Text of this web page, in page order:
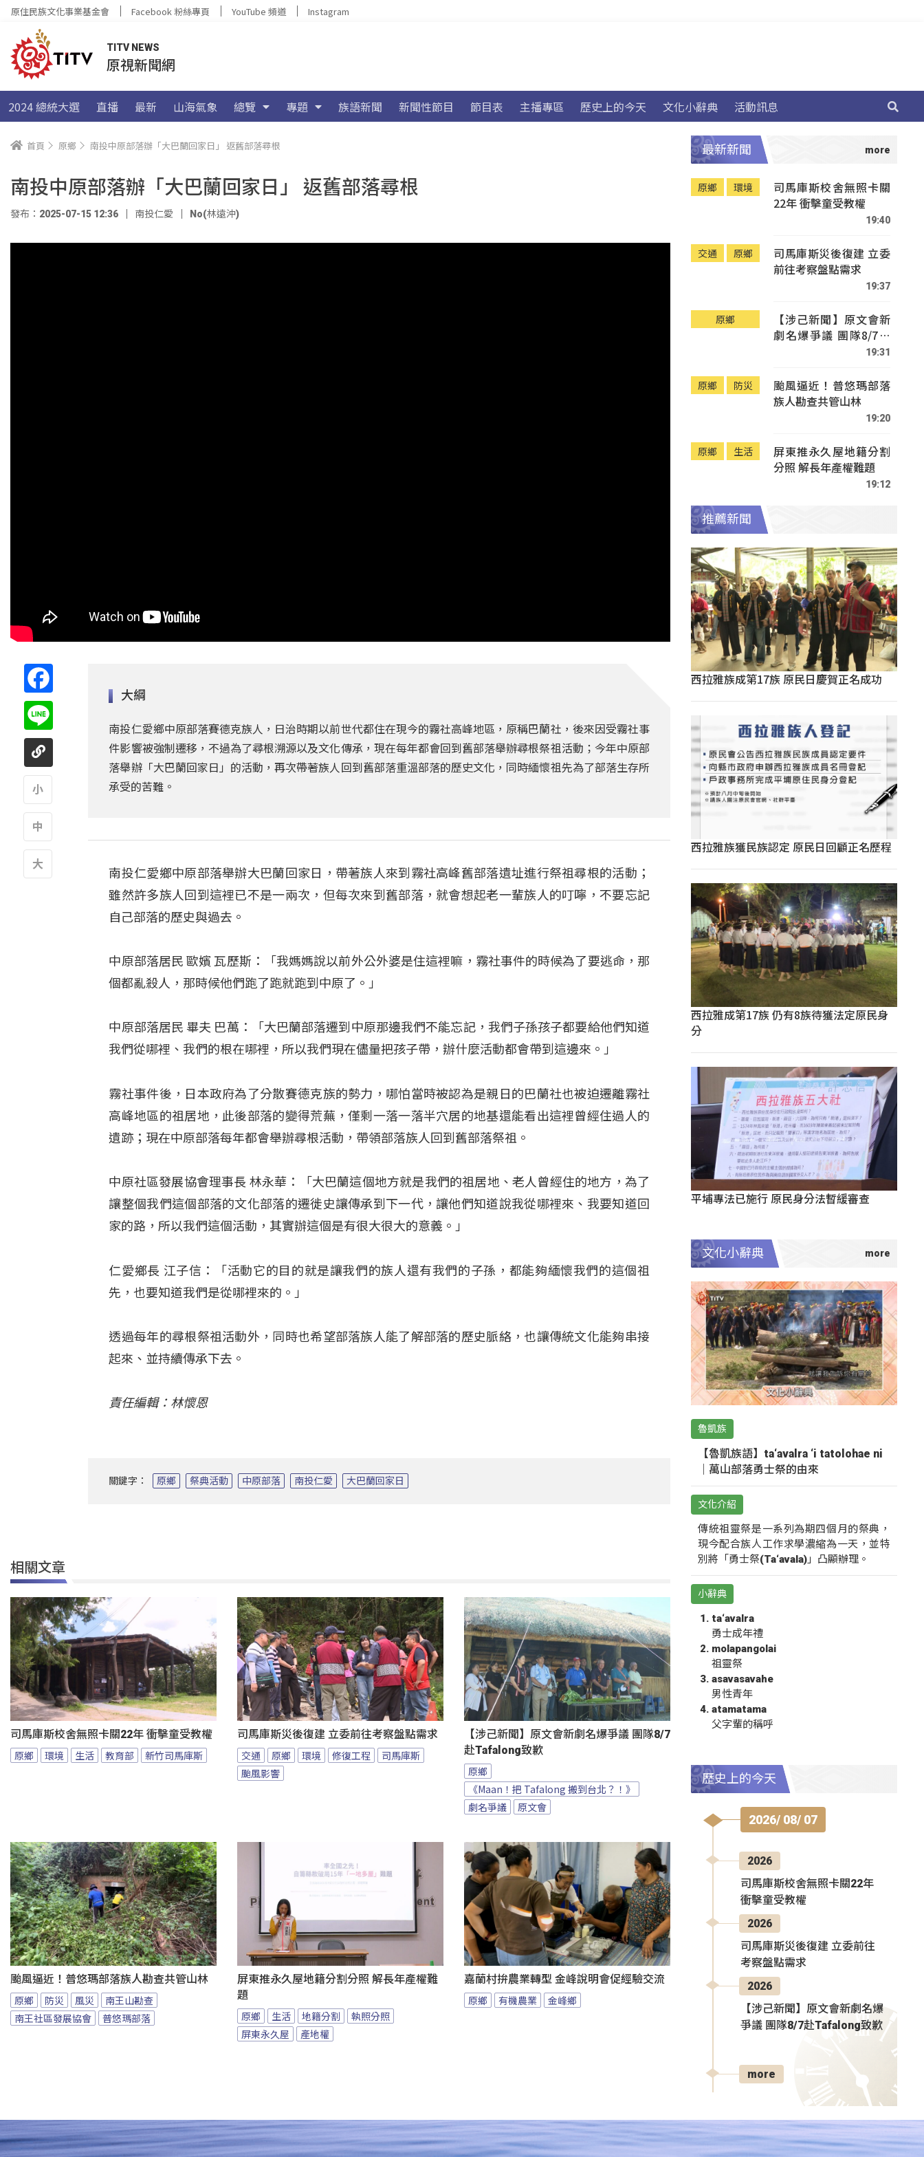
原住民族文化事業基金會 Facebook 粉絲專頁 YouTube 頻道 Instagram
TITV NEWS
原視新聞網
2024 總統大選 直播 最新 山海氣象 總覽 專題 族語新聞 新聞性節目 節目表 主播專區 歷史上的今天 文化小辭典 活動訊息
首頁 原鄉 南投中原部落辦「大巴蘭回家日」 返舊部落尋根
南投中原部落辦「大巴蘭回家日」 返舊部落尋根
發布：2025-07-15 12:36 南投仁愛 No(林遠沖)
大綱
南投仁愛鄉中原部落賽德克族人，日治時期以前世代都住在現今的霧社高峰地區，原稱巴蘭社，後來因受霧社事
件影響被強制遷移，不過為了尋根溯源以及文化傳承，現在每年都會回到舊部落舉辦尋根祭祖活動；今年中原部
落舉辦「大巴蘭回家日」的活動，再次帶著族人回到舊部落重溫部落的歷史文化，同時緬懷祖先為了部落生存所
承受的苦難。
南投仁愛鄉中原部落舉辦大巴蘭回家日，帶著族人來到霧社高峰舊部落遺址進行祭祖尋根的活動；
雖然許多族人回到這裡已不是一兩次，但每次來到舊部落，就會想起老一輩族人的叮嚀，不要忘記
自己部落的歷史與過去。
中原部落居民 歐嬪 瓦歷斯：「我媽媽說以前外公外婆是住這裡嘛，霧社事件的時候為了要逃命，那
個都亂殺人，那時候他們跑了跑就跑到中原了。」
中原部落居民 畢夫 巴萬：「大巴蘭部落遷到中原那邊我們不能忘記，我們子孫孩子都要給他們知道
我們從哪裡、我們的根在哪裡，所以我們現在儘量把孩子帶，辦什麼活動都會帶到這邊來。」
霧社事件後，日本政府為了分散賽德克族的勢力，哪怕當時被認為是親日的巴蘭社也被迫遷離霧社
高峰地區的祖居地，此後部落的變得荒蕪，僅剩一落一落半穴居的地基還能看出這裡曾經住過人的
遺跡；現在中原部落每年都會舉辦尋根活動，帶領部落族人回到舊部落祭祖。
中原社區發展協會理事長 林永華：「大巴蘭這個地方就是我們的祖居地、老人曾經住的地方，為了
讓整個我們這個部落的文化部落的遷徙史讓傳承到下一代，讓他們知道說我從哪裡來、我要知道回
家的路，所以我們這個活動，其實辦這個是有很大很大的意義。」
仁愛鄉長 江子信：「活動它的目的就是讓我們的族人還有我們的子孫，都能夠緬懷我們的這個祖
先，也要知道我們是從哪裡來的。」
透過每年的尋根祭祖活動外，同時也希望部落族人能了解部落的歷史脈絡，也讓傳統文化能夠串接
起來、並持續傳承下去。
責任編輯：林懷恩
關鍵字： 原鄉 祭典活動 中原部落 南投仁愛 大巴蘭回家日
相關文章
司馬庫斯校舍無照卡關22年 衝擊童受教權
原鄉 環境 生活 教育部 新竹司馬庫斯
司馬庫斯災後復建 立委前往考察盤點需求
交通 原鄉 環境 修復工程
司馬庫斯
颱風影響
【涉己新聞】原文會新劇名爆爭議 團隊8/7
赴Tafalong致歉
原鄉
《Maan！把 Tafalong 搬到台北？！》
劇名爭議
原文會
颱風逼近！普悠瑪部落族人勘查共管山林
原鄉 防災 風災
南王山勘查
南王社區發展協會
普悠瑪部落
屏東推永久屋地籍分割分照 解長年產權難
題
原鄉 生活 地籍分割
執照分照
屏東永久屋
產地權
嘉蘭村拚農業轉型 金峰說明會促經驗交流
原鄉 有機農業 金峰鄉
最新新聞
原鄉 環境
司馬庫斯校舍無照卡關
22年 衝擊童受教權
19:40
交通 原鄉
司馬庫斯災後復建 立委
前往考察盤點需求
19:37
原鄉
【涉己新聞】原文會新
劇名爆爭議 團隊8/7赴
19:31
原鄉 防災
颱風逼近！普悠瑪部落
族人勘查共管山林
19:20
原鄉 生活
屏東推永久屋地籍分割
分照 解長年產權難題
19:12
推薦新聞
西拉雅族成第17族 原民日慶賀正名成功
西拉雅族獲民族認定 原民日回顧正名歷程
西拉雅成第17族 仍有8族待獲法定原民身
分
平埔專法已施行 原民身分法暫緩審查
文化小辭典
魯凱族
【魯凱族語】ta‘avalra ‘i tatolohae ni
｜萬山部落勇士祭的由來
文化介紹
傳統祖靈祭是一系列為期四個月的祭典，
現今配合族人工作求學濃縮為一天，並特
別將「勇士祭(Ta‘avala)」凸顯辦理。
小辭典
ta‘avalra
勇士成年禮
molapangolai
祖靈祭
asavasavahe
男性青年
atamatama
父字輩的稱呼
歷史上的今天
2026/ 08/ 07
2026
司馬庫斯校舍無照卡關22年
衝擊童受教權
2026
司馬庫斯災後復建 立委前往
考察盤點需求
2026
【涉己新聞】原文會新劇名爆
爭議 團隊8/7赴Tafalong致歉
more